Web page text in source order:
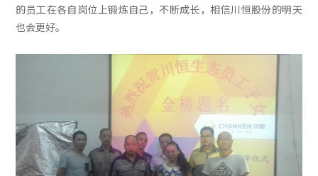
的员工在各自岗位上锻炼自己，不断成长，相信川恒股份的明天
也会更好。